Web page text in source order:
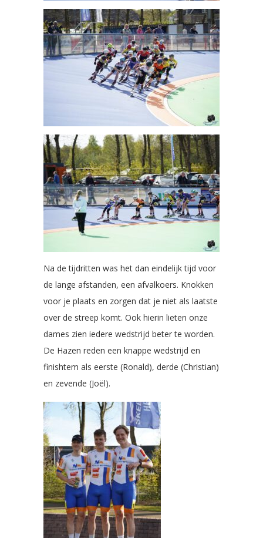
Na de tijdritten was het dan eindelijk tijd voor
de lange afstanden, een afvalkoers. Knokken
voor je plaats en zorgen dat je niet als laatste
over de streep komt. Ook hierin lieten onze
dames zien iedere wedstrijd beter te worden.
De Hazen reden een knappe wedstrijd en
finishtem als eerste (Ronald), derde (Christian)
en zevende (Joël).